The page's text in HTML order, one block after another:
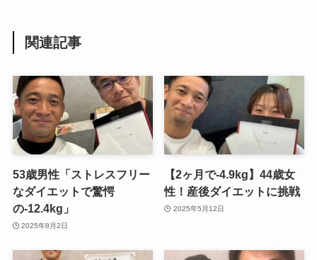
関連記事
53歳男性「ストレスフリー
なダイエットで驚愕
の-12.4kg」
2025年8月2日
【2ヶ月で-4.9kg】44歳女
性！産後ダイエットに挑戦
2025年5月12日